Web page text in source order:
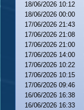
18/06/2026 10:12
18/06/2026 00:00
17/06/2026 21:43
17/06/2026 21:08
17/06/2026 21:00
17/06/2026 14:00
17/06/2026 10:22
17/06/2026 10:15
17/06/2026 09:46
16/06/2026 16:38
16/06/2026 16:33